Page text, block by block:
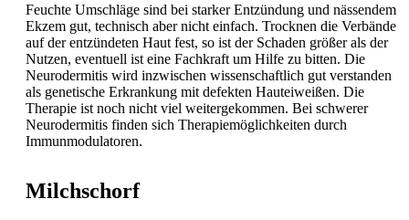
Feuchte Umschläge sind bei starker Entzündung und nässendem
Ekzem gut, technisch aber nicht einfach. Trocknen die Verbände
auf der entzündeten Haut fest, so ist der Schaden größer als der
Nutzen, eventuell ist eine Fachkraft um Hilfe zu bitten. Die
Neurodermitis wird inzwischen wissenschaftlich gut verstanden
als genetische Erkrankung mit defekten Hauteiweißen. Die
Therapie ist noch nicht viel weitergekommen. Bei schwerer
Neurodermitis finden sich Therapiemöglichkeiten durch
Immunmodulatoren.
Milchschorf